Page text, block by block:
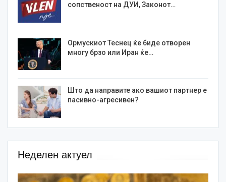
сопственост на ДУИ, Законот…
Ормускиот Теснец ќе биде отворен
многу брзо или Иран ќе…
Што да направите ако вашиот партнер е
пасивно-агресивен?
Неделен актуел